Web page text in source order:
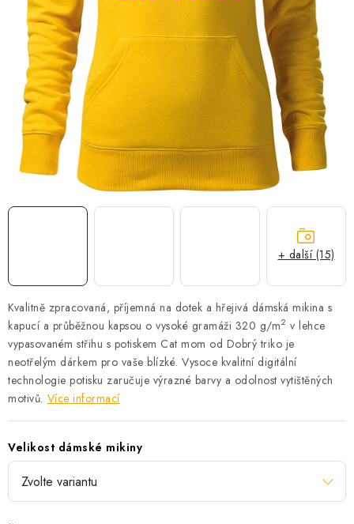
VÁNOCE
PROVIZNÍ SYSTÉM
O nás Časté otázky
Obchodní podmínky
Zásady zpracování ochrany osobních údajů
Napište nám
Kvalitně zpracovaná, příjemná na dotek a hřejivá dámská mikina s
kapucí a průběžnou kapsou o vysoké gramáži 320 g/m2 v lehce
vypasovaném střihu s potiskem Cat mom od Dobrý triko je
neotřelým dárkem pro vaše blízké. Vysoce kvalitní digitální
technologie potisku zaručuje výrazné barvy a odolnost vytištěných
motivů. Více informací
Velikost dámské mikiny
+ další (15)